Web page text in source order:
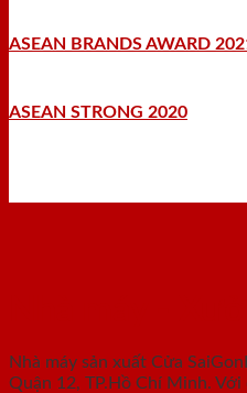
ASEAN BRANDS AWARD
ASEAN STRONG 2020
Nhà máy sản xuất Cửa
Quận 12, TP.Hồ Chí Minh.